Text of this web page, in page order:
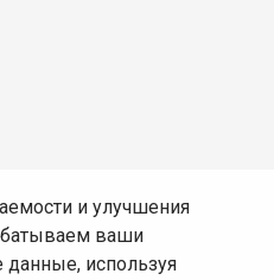
и улучшения
ваши
данные, используя